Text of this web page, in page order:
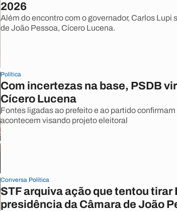
2026
Além do encontro com o governador, Carlos Lupi
de João Pessoa, Cícero Lucena.
Política
Com incertezas na base, PSDB
Cícero Lucena
Fontes ligadas ao prefeito e ao partido
acontecem visando projeto eleitoral
Conversa Política
STF arquiva ação que tentou tirar
presidência da Câmara de João